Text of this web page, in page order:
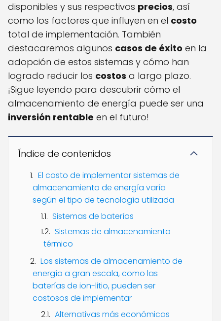
disponibles y sus respectivos precios, así
como los factores que influyen en el costo
total de implementación. También
destacaremos algunos casos de éxito en la
adopción de estos sistemas y cómo han
logrado reducir los costos a largo plazo.
¡Sigue leyendo para descubrir cómo el
almacenamiento de energía puede ser una
inversión rentable en el futuro!
Índice de contenidos
El costo de implementar sistemas de
almacenamiento de energía varía
según el tipo de tecnología utilizada
Sistemas de baterías
Sistemas de almacenamiento
térmico
Los sistemas de almacenamiento de
energía a gran escala, como las
baterías de ion-litio, pueden ser
costosos de implementar
Alternativas más económicas